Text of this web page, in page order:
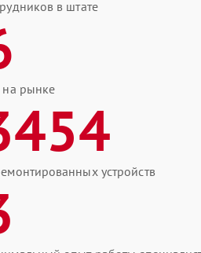
в штате
на рынке
устройств